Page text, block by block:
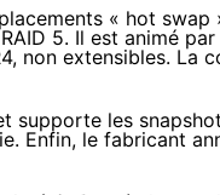
« hot swap
5. Il est animé par
non extensibles. La
supporte les
Enfin, le fabricant